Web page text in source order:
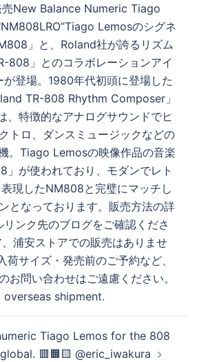
New Balance Numeric Tiago
Lemosのシグネ
」と、Roland社が誇るリズム
808」とのコラボレーションアイ
が登場。1980年代初頭に登場した
TR-808 Rhythm Composer」
、特徴的なアナログサウンドでヒ
トロ、ダンスミュージックなどの
。Tiago Lemosの映像作品の音楽
」が使われており、モダンでレト
現したNM808と完璧にマッチし
となっております。販売方法の詳
ンク先のブログをご確認くださ
浦安ストアでの販売はありませ
荷サイズ・発売前のご予約など、
お問い合わせはご遠慮ください。
overseas shipment.
Tiago Lemos for the 808
🟥🟧🟨️⁠⁠ @eric_iwakura